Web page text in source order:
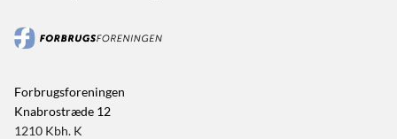
Forbrugsforeningen
Knabrostræde 12
1210 Kbh. K